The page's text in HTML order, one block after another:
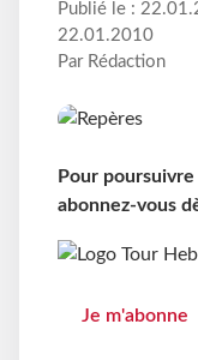
Publié le :
22.01.2010
Par Rédaction
Pour
abonnez-vous
Je m'abonne